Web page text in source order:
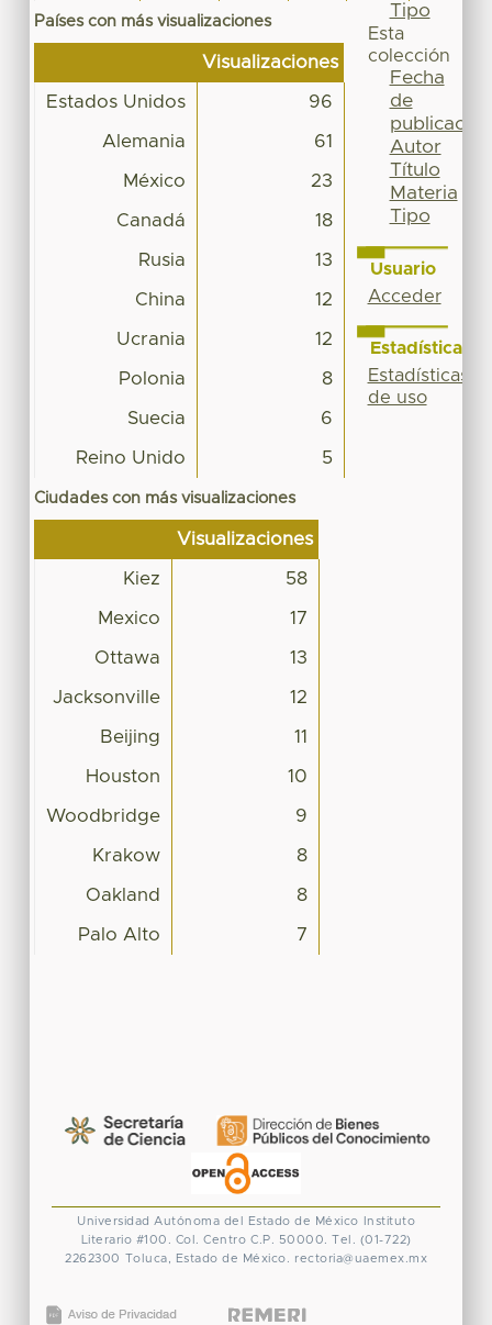
Países con más visualizaciones
Visualizaciones
Estados Unidos 96
Alemania 61
México 23
Canadá 18
Rusia 13
China 12
Ucrania 12
Polonia 8
Suecia 6
Reino Unido 5
Ciudades con más visualizaciones
Visualizaciones
Kiez 58
Mexico 17
Ottawa 13
Jacksonville 12
Beijing 11
Houston 10
Woodbridge 9
Krakow 8
Oakland 8
Palo Alto 7
Tipo
Esta
colección
Fecha
de
publicación
Autor
Título
Materia
Tipo
Usuario
Acceder
Estadísticas
Estadísticas
de uso
Universidad Autónoma del Estado de México
Instituto
Literario #100. Col. Centro C.P. 50000. Tel. (01-722)
2262300 Toluca, Estado de México. rectoria@uaemex.mx